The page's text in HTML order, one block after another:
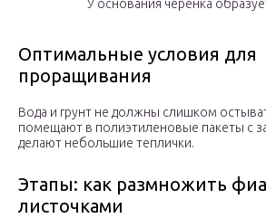
У основания черенка
Оптимальные условия для
проращивания
Вода и грунт не должны слишком
помещают в полиэтиленовые пакеты с
делают небольшие теплички.
Этапы: как размножить
листочками